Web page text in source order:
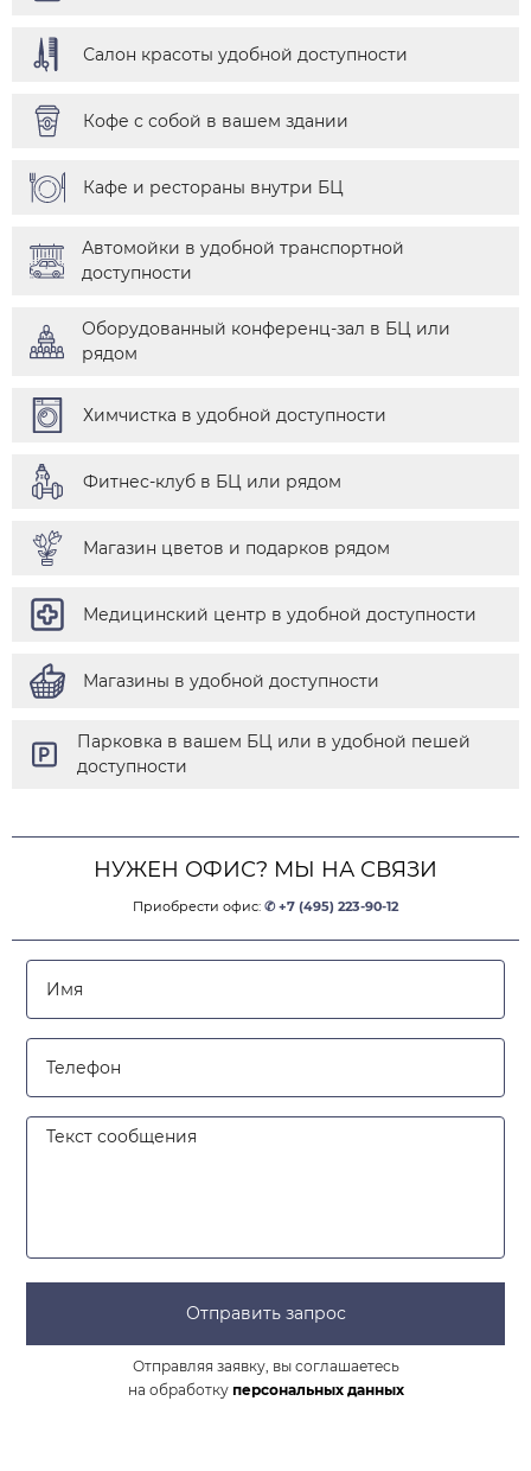
Салон красоты удобной доступности
Кофе с собой в вашем здании
Кафе и рестораны внутри БЦ
Автомойки в удобной транспортной
доступности
Оборудованный конференц-зал в БЦ или
рядом
Химчистка в удобной доступности
Фитнес-клуб в БЦ или рядом
Магазин цветов и подарков рядом
Медицинский центр в удобной доступности
Магазины в удобной доступности
Парковка в вашем БЦ или в удобной пешей
доступности
НУЖЕН ОФИС? МЫ НА СВЯЗИ
Приобрести офис: ✆ +7 (495) 223-90-12
Отправить запрос
Отправляя заявку, вы соглашаетесь
на обработку персональных данных